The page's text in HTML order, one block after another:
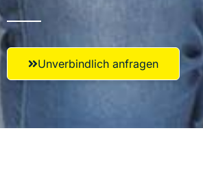
Unverbindlich anfragen